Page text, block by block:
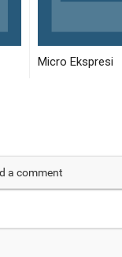
a comment